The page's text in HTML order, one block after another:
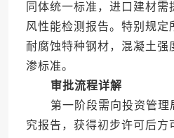
同体统一标准，进口建材需
风性能检测报告。特别规定
耐腐蚀特种钢材，混凝土强
渗标准。
审批流程详解
第一阶段需向投资管理
究报告，获得初步许可后方